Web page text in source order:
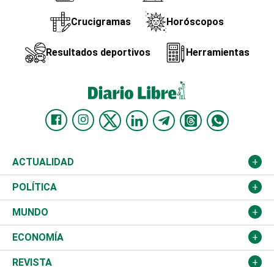
Crucigramas Horóscopos
Resultados deportivos Herramientas
ACTUALIDAD
Nacional
Ciudad
Educación
Salud
POLÍTICA
Partidos
JCE
TSE
MUNDO
Estados Unidos
América Latina
ECONOMÍA
Finanzas
REVISTA